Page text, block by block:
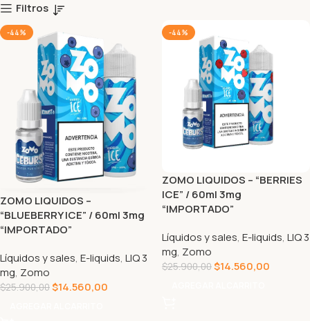
Filtros
-44%
ZOMO LIQUIDOS –
“BLUEBERRY ICE” / 60ml 3mg
“IMPORTADO”
Líquidos y sales, E-liquids, LIQ 3
mg, Zomo
$25.900,00$14.560,00
-44%
ZOMO LIQUIDOS – “BERRIES
ICE” / 60ml 3mg
“IMPORTADO”
Líquidos y sales, E-liquids, LIQ 3
mg, Zomo
$25.900,00$14.560,00